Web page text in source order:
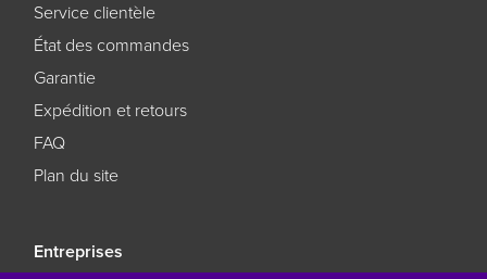
Service clientèle
État des commandes
Garantie
Expédition et retours
FAQ
Plan du site
Entreprises